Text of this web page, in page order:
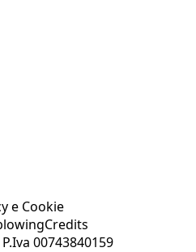
e Cookie
Credits
00743840159